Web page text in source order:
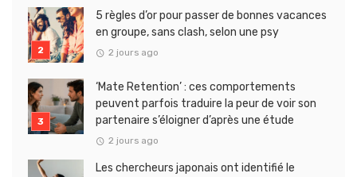
5 règles d’or pour passer de bonnes vacances
en groupe, sans clash, selon une psy
2 jours ago
‘Mate Retention’ : ces comportements
peuvent parfois traduire la peur de voir son
partenaire s’éloigner d’après une étude
2 jours ago
Les chercheurs japonais ont identifié le